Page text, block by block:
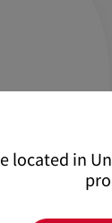
located in